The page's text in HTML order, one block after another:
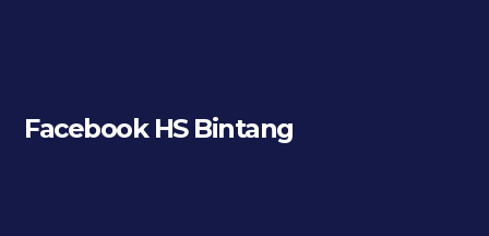
Facebook HS Bintang